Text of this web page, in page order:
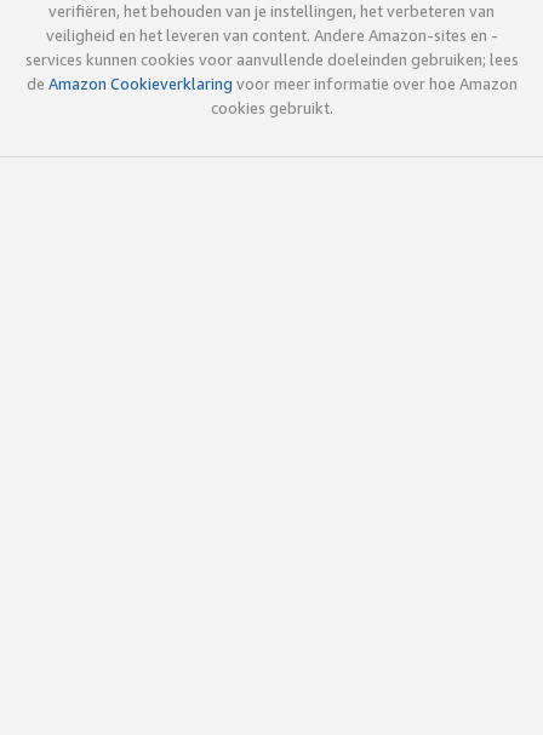
verifiëren, het behouden van je instellingen, het verbeteren van
veiligheid en het leveren van content. Andere Amazon-sites en -
services kunnen cookies voor aanvullende doeleinden gebruiken; lees
de Amazon Cookieverklaring voor meer informatie over hoe Amazon
cookies gebruikt.